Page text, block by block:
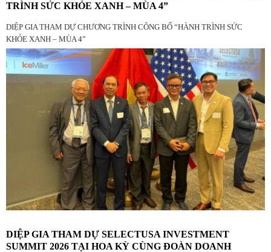
TRÌNH SỨC KHỎE XANH – MÙA 4”
DIỆP GIA THAM DỰ CHƯƠNG TRÌNH CÔNG BỐ “HÀNH TRÌNH SỨC
KHỎE XANH – MÙA 4”
DIỆP GIA THAM DỰ SELECTUSA INVESTMENT
SUMMIT 2026 TẠI HOA KỲ CÙNG ĐOÀN DOANH